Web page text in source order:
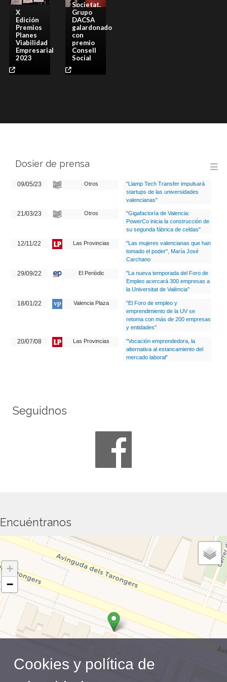
X
Edición
Premios
Planes
Viabilidad
Empresarial
2023
galeria
imatge galeria
Societat.
Grupo
DACSA
galardonado
con
premio
Consell
Social
galeria
imatge galeria
imatge galeria
imatge galeria
imatge galeria
imatge galeria
imatge galeria
imatge galeria
imatge galeria
imatge galeria
imatge galeria
imatge galeria
Dosier de prensa
09/05/23 Otros
"Llamp Tech Transfer impulsará
startups de las universidades
valencianas"
21/03/23 Otros
"Gigafactoría de Valencia:
PowerCo inicia la construcción de
su segunda fábrica de celdas"
12/11/22 Las Provincias
"Las mujeres valencianas que han
tomado el poder", María José
Carchano
29/09/22 El Periòdic
"La nueva temporada del Foro de
Empleo acercará 300 empresas a
la Universitat de València"
18/01/22 Valencia Plaza
"El Foro de empleo y
emprendimiento de la UV se
retoma con más de 200 empresas
y entidades"
20/07/08 Las Provincias
"Vocación emprendedora, la
alternativa al estancamiento del
mercado laboral"
Seguidnos
Encuéntranos
+
−
Cookies y política de